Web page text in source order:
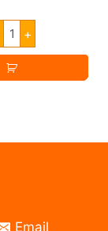
18650
Akku
E-
Zigarette
VTC6
+
Email